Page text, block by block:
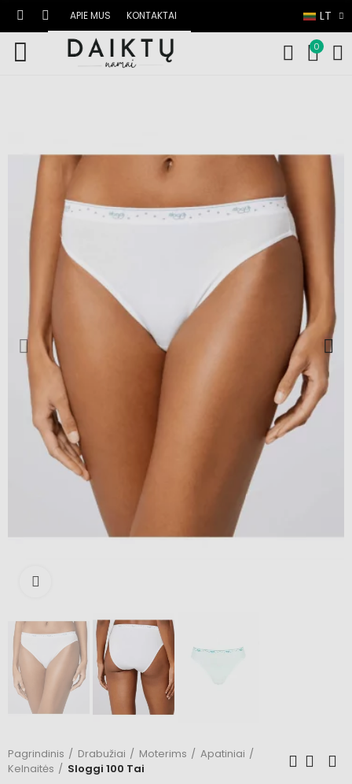
LT
APIE MUS KONTAKTAI
0
Pagrindinis Drabužiai Moterims
Apatiniai
Kelnaitės
Sloggi 100 Tai